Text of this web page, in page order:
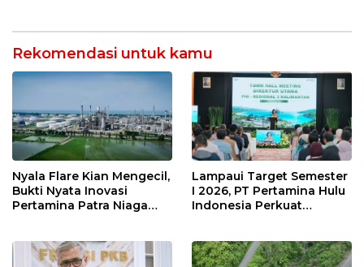
Ketagihan!
Rekomendasi untuk kamu
Nyala Flare Kian Mengecil,
Bukti Nyata Inovasi
Pertamina Patra Niaga
Lampaui Target Semester
I 2026, PT Pertamina Hulu
Indonesia Perkuat
Keselamatan Kerja